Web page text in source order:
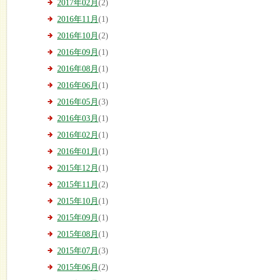
2017年02月 (2)
2016年11月 (1)
2016年10月 (2)
2016年09月 (1)
2016年08月 (1)
2016年06月 (1)
2016年05月 (3)
2016年03月 (1)
2016年02月 (1)
2016年01月 (1)
2015年12月 (1)
2015年11月 (2)
2015年10月 (1)
2015年09月 (1)
2015年08月 (1)
2015年07月 (3)
2015年06月 (2)